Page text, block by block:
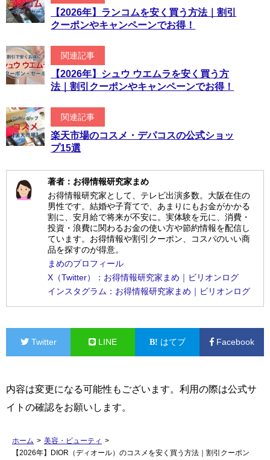
【2026年】ランコムを安く買う方法｜割引
クーポンやキャンペーンでお得！
関連記事
【2026年】シュウ ウエムラを安く買う方
法｜割引クーポンやキャンペーンでお得！
関連記事
楽天市場のコスメ・デパコスの公式ショッ
プ15選
著者：お得情報研究家まめ
お得情報研究家として、テレビ出演多数。大阪在住の
男性です。結婚や子育てで、あまりにもお金がかかる
割に、安月給で将来が不安に。実体験を元に、消費・
投資・浪費に関わるお金の使い方や節約情報を配信し
ています。お得情報や割引クーポン、コスパのいい商
品を探すのが得意。
まめのプロフィール
X（Twitter）：お得情報研究家まめ｜ビリオンログ
インスタグラム：お得情報研究家まめ｜ビリオンログ
Twitter LINE はてブ Facebook
内容は変更になる可能性もございます。利用の際は公式サ
イトの確認をお願いします。
ホーム > 美容・ビューティ >
【2026年】DIOR（ディオール）のコスメを安く買う方法｜割引クーポン